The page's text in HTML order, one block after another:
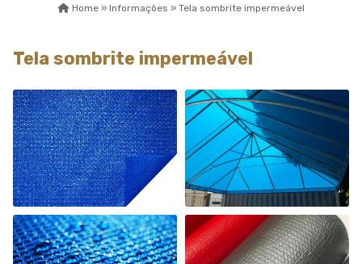
Home » Informações » Tela sombrite impermeável
Tela sombrite impermeável